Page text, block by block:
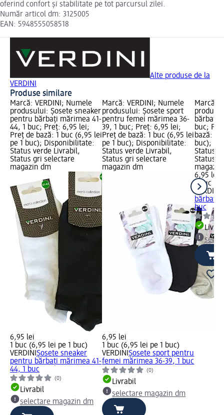
oferind confort și stabilitate pe tot parcursul zilei.
Număr articol dm: 3125005
EAN: 5948555058518
Alte produse de la
VERDINI
Produse similare
Marcă: VERDINI; Numele
produsului: Șosete sneaker
pentru bărbați mărimea 41-
44, 1 buc; Preț: 6,95 lei;
Preț de bază: 1 buc (6,95 lei
pe 1 buc); Disponibilitate:
Status verde Livrabil,
Status gri selectare
magazin dm
6,95 lei
1 buc (6,95 lei pe 1 buc)
VERDINI Șosete sneaker
pentru bărbați mărimea 41-
44, 1 buc
(0)
Livrabil
selectare magazin dm
Marcă: VERDINI; Numele
produsului: Șosete sport
pentru femei mărimea 36-
39, 1 buc; Preț: 6,95 lei;
Preț de bază: 1 buc (6,95 lei
pe 1 buc); Disponibilitate:
Status verde Livrabil,
Status gri selectare
magazin dm
6,95 lei
1 buc (6,95 lei pe 1 buc)
VERDINI Șosete sport pentru
femei mărimea 36-39, 1 buc
(0)
Livrabil
selectare magazin dm
Marcă:
bărbați
buc;
bază: 1
buc);
Status
Status
6,95 lei
1 buc
VERDINI
bărbați
buc